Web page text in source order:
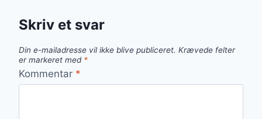
Skriv et svar
Din e-mailadresse vil ikke blive publiceret. Krævede felter
er markeret med *
Kommentar *